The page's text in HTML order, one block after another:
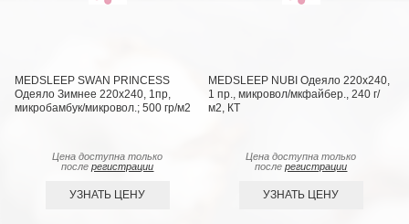
MEDSLEEP SWAN PRINCESS
Одеяло Зимнее 220х240, 1пр,
микробамбук/микровол.; 500 гр/м2
Цена доступна только
послерегистрации
УЗНАТЬ ЦЕНУ
MEDSLEEP NUBI Одеяло 220х240,
1 пр., микровол/мкфайбер., 240 г/
м2, КТ
Цена доступна только
послерегистрации
УЗНАТЬ ЦЕНУ